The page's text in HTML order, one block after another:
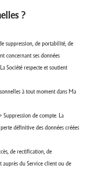
?
suppression, de portabilité, de
concernant ses données
Société respecte et soutient
à tout moment dans Ma
de compte. La
définitive des données créées
de rectification, de
du Service client ou de